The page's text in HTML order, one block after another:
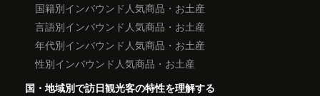
国籍別インバウンド人気商品・お土産
言語別インバウンド人気商品・お土産
年代別インバウンド人気商品・お土産
性別インバウンド人気商品・お土産
国・地域別で訪日観光客の特性を理解する